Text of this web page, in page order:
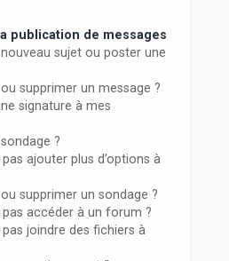
publication de messages
sujet ou poster une
supprimer un message ?
signature à mes
?
ajouter plus d’options à
supprimer un sondage ?
accéder à un forum ?
joindre des fichiers à